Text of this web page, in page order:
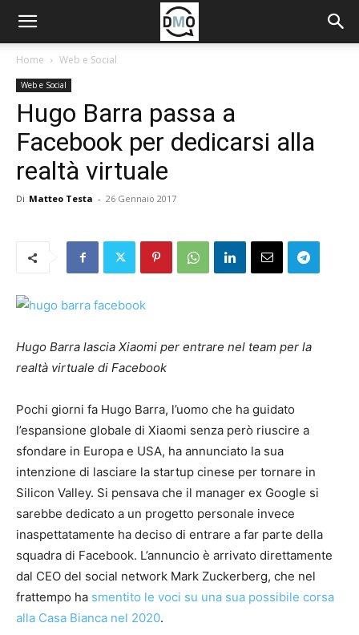
Home Web e Social
Web e Social
Hugo Barra passa a
Facebook per dedicarsi alla
realtà virtuale
Di Matteo Testa - 26 Gennaio 2017
Hugo Barra lascia Xiaomi per entrare nel team per la
realtà virtuale di Facebook
Pochi giorni fa Hugo Barra, l’uomo che ha guidato
l’espansione globale di Xiaomi senza però riuscire a
sfondare in Europa e USA, ha annunciato la sua
intenzione di lasciare la startup cinese per tornare in
Silicon Valley. Si pensava che il manager ex Google si
sarebbe dedicato a un progetto personale invece
inaspettatamente ha deciso di entrare a far parte della
squadra di Facebook. L’annuncio è arrivato direttamente
dal CEO del social network Mark Zuckerberg, che nel
frattempo ha smentito le voci su una sua possibile corsa
alla Casa Bianca nel 2020.